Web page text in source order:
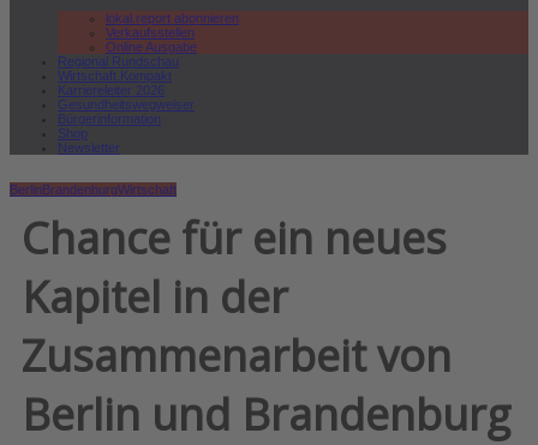
lokal.report abonnieren
Verkaufsstellen
Online Ausgabe
Regional Rundschau
Wirtschaft.Kompakt
Karriereleiter 2026
Gesundheitswegweiser
Bürgerinformation
Shop
Newsletter
BerlinBrandenburgWirtschaft
Chance für ein neues
Kapitel in der
Zusammenarbeit von
Berlin und Brandenburg